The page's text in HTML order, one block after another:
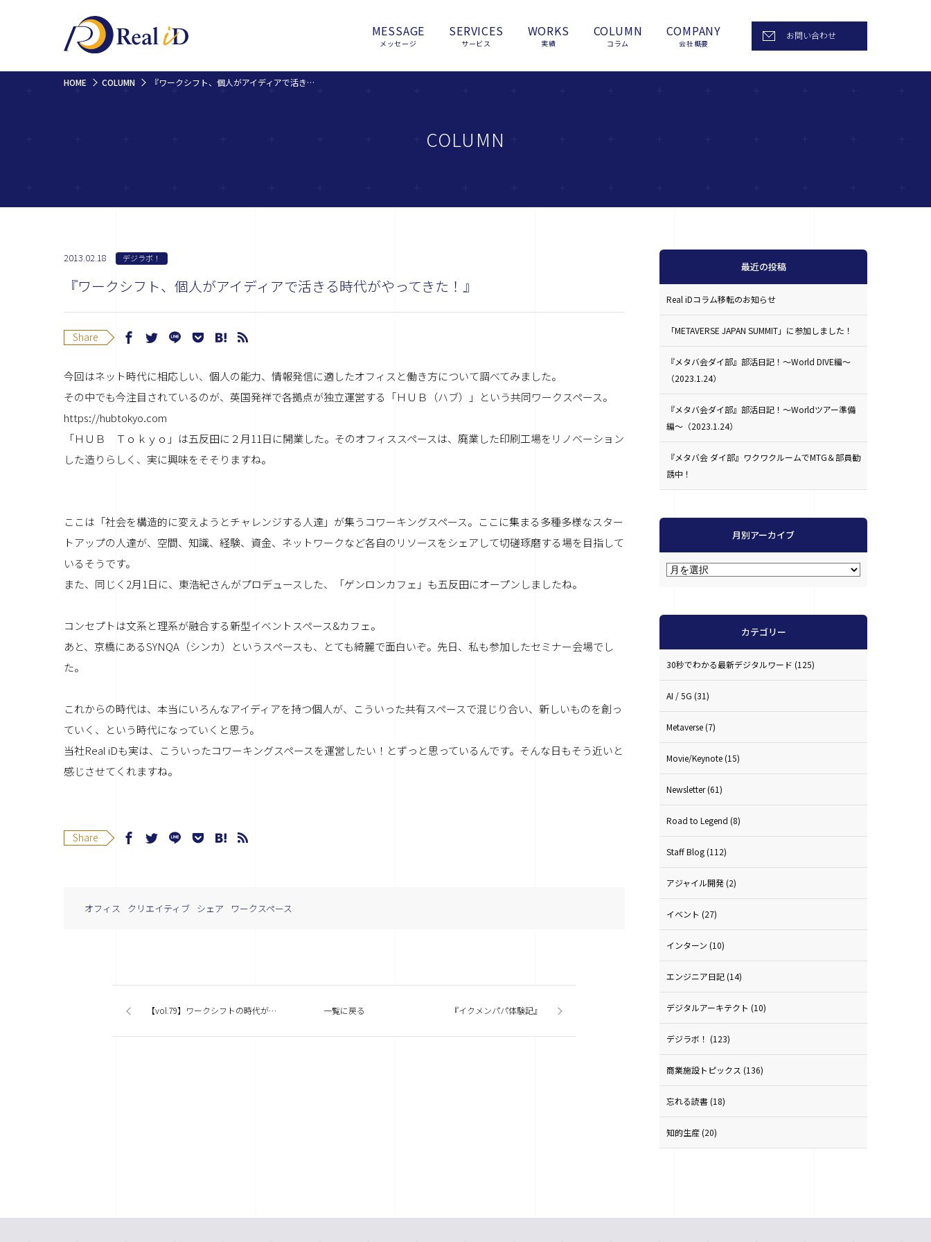
MESSAGE
メッセージ
SERVICES
サービス
WORKS
実績
COLUMN
コラム
COMPANY
会社概要
お問い合わせ
HOME COLUMN 『ワークシフト、個人がアイディアで活きる時代がやってきた！』
COLUMN
2013.02.18 デジラボ！
『ワークシフト、個人がアイディアで活きる時代がやってきた！』
Share
今回はネット時代に相応しい、個人の能力、情報発信に適したオフィスと働き方について調べてみました。
その中でも今注目されているのが、英国発祥で各拠点が独立運営する「ＨＵＢ（ハブ）」という共同ワークスペース。
https://hubtokyo.com
「ＨＵＢ Ｔｏｋｙｏ」は五反田に２月11日に開業した。そのオフィススペースは、廃業した印刷工場をリノベーション
した造りらしく、実に興味をそそりますね。
ここは「社会を構造的に変えようとチャレンジする人達」が集うコワーキングスペース。ここに集まる多種多様なスター
トアップの人達が、空間、知識、経験、資金、ネットワークなど各自のリソースをシェアして切磋琢磨する場を目指して
いるそうです。
また、同じく2月1日に、東浩紀さんがプロデュースした、「ゲンロンカフェ」も五反田にオープンしましたね。
コンセプトは文系と理系が融合する新型イベントスペース&カフェ。
あと、京橋にあるSYNQA（シンカ）というスペースも、とても綺麗で面白いぞ。先日、私も参加したセミナー会場でし
た。
これからの時代は、本当にいろんなアイディアを持つ個人が、こういった共有スペースで混じり合い、新しいものを創っ
ていく、という時代になっていくと思う。
当社Real iDも実は、こういったコワーキングスペースを運営したい！とずっと思っているんです。そんな日もそう近いと
感じさせてくれますね。
Share
オフィス クリエイティブ シェア ワークスペース
【vol.79】ワークシフトの時代がやって来ましたね。 一覧に戻る 『イクメンパパ体験記』
最近の投稿
Real iDコラム移転のお知らせ
「METAVERSE JAPAN SUMMIT」に参加しました！
『メタバ会ダイ部』部活日記！〜World DIVE編〜
（2023.1.24）
『メタバ会ダイ部』部活日記！〜Worldツアー準備
編〜（2023.1.24）
『メタバ会 ダイ部』ワクワクルームでMTG＆部員勧
誘中！
月別アーカイブ
カテゴリー
30秒でわかる最新デジタルワード (125)
AI / 5G (31)
Metaverse(7)
Movie/Keynote(15)
Newsletter(61)
Road to Legend (8)
Staff Blog(112)
アジャイル開発(2)
イベント (27)
インターン (10)
エンジニア日記(14)
デジタルアーキテクト (10)
デジラボ！ (123)
商業施設トピックス (136)
忘れる読書(18)
知的生産(20)